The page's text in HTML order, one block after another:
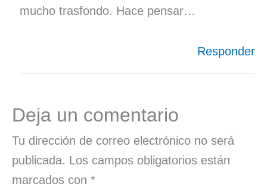
mucho trasfondo. Hace pensar…
Responder
Deja un comentario
Tu dirección de correo electrónico no será
publicada. Los campos obligatorios están
marcados con *